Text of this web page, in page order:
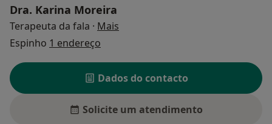
Dra. Karina Moreira
Terapeuta da fala · Mais
Espinho 1 endereço
Dados do contacto
Solicite um atendimento